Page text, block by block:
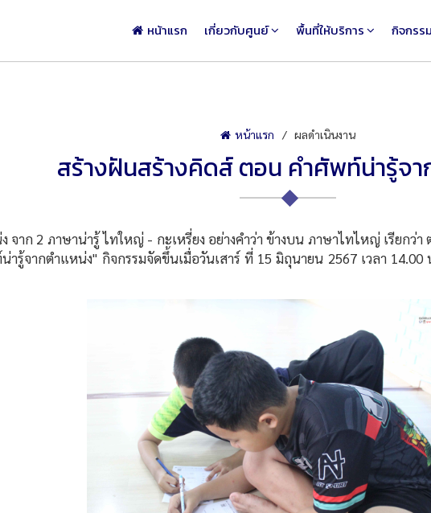
หน้าแรก เกี่ยวกับศูนย์ พื้นที่ให้บริการ กิจกรร
หน้าแรก ผลดำเนินงาน
สร้างฝันสร้างคิดส์ ตอน คำศัพท์น่ารู้จ
2 ภาษาน่ารู้ ไทใหญ่ - กะเหรี่ยง อย่างคำว่า ข้างบน ภาษาไทไหญ่ เรียกว่า ต
ารู้จากตำแหน่ง" กิจกรรมจัดขึ้นเมื่อวันเสาร์ ที่ 15 มิถุนายน 2567 เวลา